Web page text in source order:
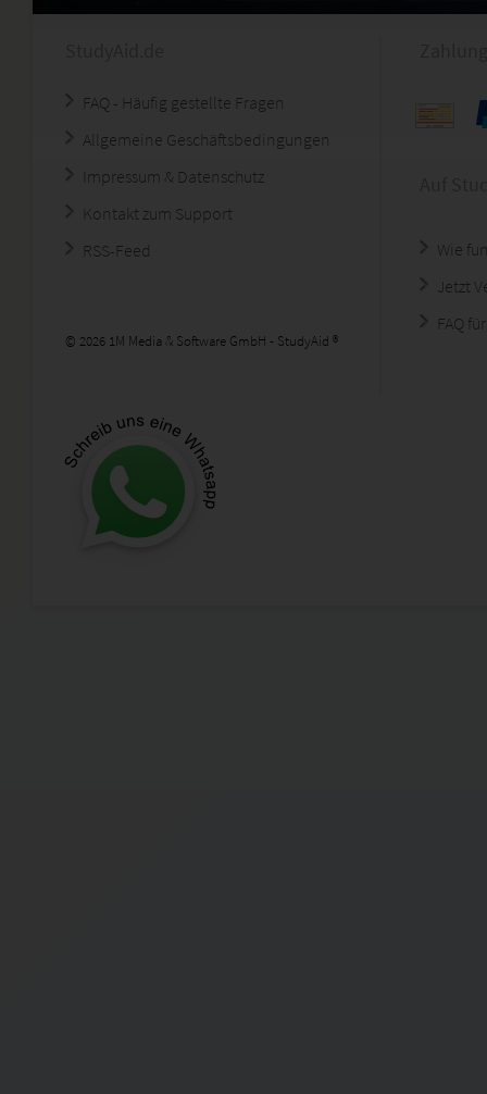
FAQ - Häufig gestellte Fragen
Allgemeine Geschäftsbedingungen
Impressum & Datenschutz
Kontakt zum Support
RSS-Feed
© 2026 1M Media & Software GmbH - StudyAid ®
Wie
Jetzt
FAQ